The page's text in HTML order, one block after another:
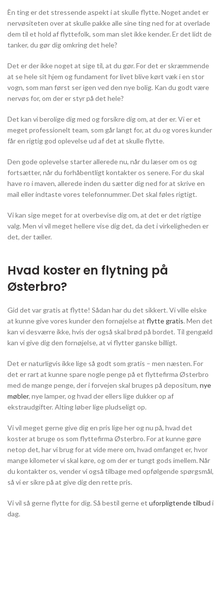
Èn ting er det stressende aspekt i at skulle flytte. Noget andet er
nervøsiteten over at skulle pakke alle sine ting ned for at overlade
dem til et hold af flyttefolk, som man slet ikke kender. Er det lidt de
tanker, du gør dig omkring det hele?
Det er der ikke noget at sige til, at du gør. For det er skræmmende
at se hele sit hjem og fundament for livet blive kørt væk i en stor
vogn, som man først ser igen ved den nye bolig. Kan du godt være
nervøs for, om der er styr på det hele?
Det kan vi berolige dig med og forsikre dig om, at der er. Vi er et
meget professionelt team, som går langt for, at du og vores kunder
får en rigtig god oplevelse ud af det at skulle flytte.
Den gode oplevelse starter allerede nu, når du læser om os og
fortsætter, når du forhåbentligt kontakter os senere. For du skal
have ro i maven, allerede inden du sætter dig ned for at skrive en
mail eller indtaste vores telefonnummer. Det skal føles rigtigt.
Vi kan sige meget for at overbevise dig om, at det er det rigtige
valg. Men vi vil meget hellere vise dig det, da det i virkeligheden er
det, der tæller.
Hvad koster en flytning på
Østerbro?
Gid det var gratis at flytte! Sådan har du det sikkert. Vi ville elske
at kunne give vores kunder den fornøjelse at flytte gratis. Men det
kan vi desværre ikke, hvis der også skal brød på bordet. Til gengæld
kan vi give dig den fornøjelse, at vi flytter ganske billigt.
Det er naturligvis ikke lige så godt som gratis – men næsten. For
det er rart at kunne spare nogle penge på et flyttefirma Østerbro
med de mange penge, der i forvejen skal bruges på depositum, nye
møbler, nye lamper, og hvad der ellers lige dukker op af
ekstraudgifter. Alting løber lige pludseligt op.
Vi vil meget gerne give dig en pris lige her og nu på, hvad det
koster at bruge os som flyttefirma Østerbro. For at kunne gøre
netop det, har vi brug for at vide mere om, hvad omfanget er, hvor
mange kilometer vi skal køre, og om der er tungt gods imellem. Når
du kontakter os, vender vi også tilbage med opfølgende spørgsmål,
så vi er sikre på at give dig den rette pris.
Vi vil så gerne flytte for dig. Så bestil gerne et uforpligtende tilbud i
dag.